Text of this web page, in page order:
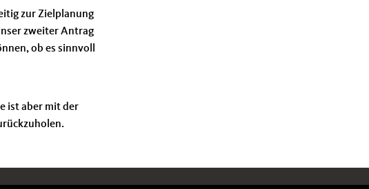
zur Zielplanung
zweiter Antrag
ob es sinnvoll
ist aber mit der